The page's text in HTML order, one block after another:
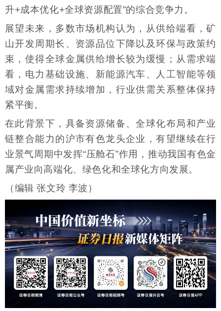
升+成本优化+全球资源配置”的综合竞争力。
展望未来，多数市场机构认为，从供给端看，矿
山开发周期长、资源品位下降以及环保与政策约
束，使得全球金属供给增长较为缓慢；从需求端
看，电力基础设施、新能源汽车、人工智能等领
域对金属需求持续增加，行业供需关系整体保持
紧平衡。
在此背景下，具备资源储备、全球化布局和产业
链整合能力的沪市有色龙头企业，有望继续在行
业景气周期中发挥“压舱石”作用，推动我国有色金
属产业向高端化、绿色化和全球化方向发展。
（编辑 张文玲 李波）